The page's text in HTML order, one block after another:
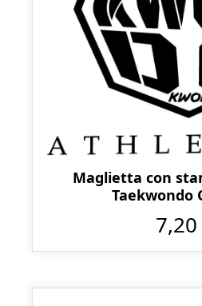
Maglietta con
Taekwondo